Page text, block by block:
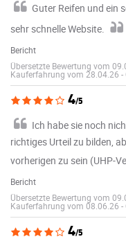
Guter Reifen und ein
sehr schnelle Website.
Bericht
Übersetzte Bewertung vom
Kauferfahrung vom 28.04.26 -
4/5
Ich habe sie noch
richtiges Urteil zu bilden,
vorherigen zu sein (UHP-
Bericht
Übersetzte Bewertung vom
Kauferfahrung vom 08.06.26 -
4/5